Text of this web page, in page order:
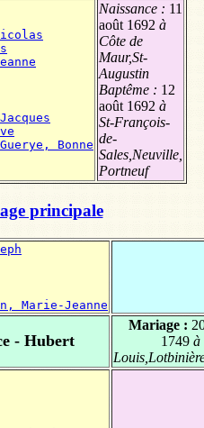
Bonne
Naissance : 11
août 1692 à
Côte de
Maur,St-
Augustin
Baptême : 12
août 1692 à
St-François-
de-
Sales,Neuville,
Portneuf
principale
Marie-Jeanne
- Hubert
Mariage :
1749 à